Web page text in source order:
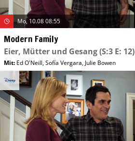
Mo, 10.08 08:55
Modern Family
Eier, Mütter und Gesang(S:3 E: 12)
Mit: Ed O'Neill,Sofía Vergara,Julie Bowen